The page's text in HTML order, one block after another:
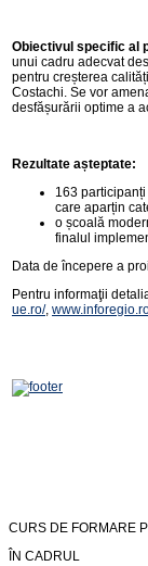
Obiectivul specific al
unui cadru adecvat
pentru creșterea
Costachi. Se vor
desfășurării optime a
Rezultate așteptate:
163
care aparțin
o școală
finalul
Data de începere a
Pentru informaţii
ue.ro/,
CURS DE FORMARE
ÎN CADRUL